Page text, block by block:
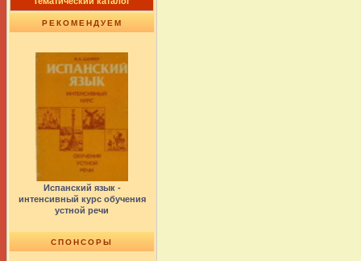
РЕКОМЕНДУЕМ
Испанский язык -
интенсивный курс обучения
устной речи
СПОНСОРЫ